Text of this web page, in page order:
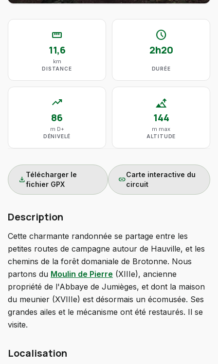
straighten
11,6
km
DISTANCE
schedule
2h20
DURÉE
trending_up
86
m D+
DÉNIVELÉ
altitude
144
m max
ALTITUDE
download
Télécharger le
fichier GPX
link
Carte interactive du
circuit
Description
Cette charmante randonnée se partage entre les
petites routes de campagne autour de Hauville, et les
chemins de la forêt domaniale de Brotonne. Nous
partons du Moulin de Pierre (XIIIe), ancienne
propriété de l'Abbaye de Jumièges, et dont la maison
du meunier (XVIIIe) est désormais un écomusée. Ses
grandes ailes et le mécanisme ont été restaurés. Il se
visite.
Localisation